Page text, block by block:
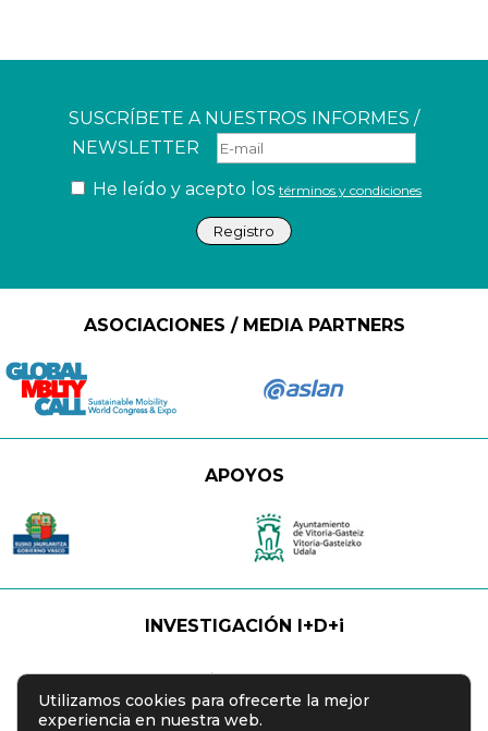
SUSCRÍBETE A NUESTROS INFORMES /
NEWSLETTER
He leído y acepto los términos y condiciones
ASOCIACIONES / MEDIA PARTNERS
APOYOS
INVESTIGACIÓN I+D+i
Utilizamos cookies para ofrecerte la mejor
experiencia en nuestra web.